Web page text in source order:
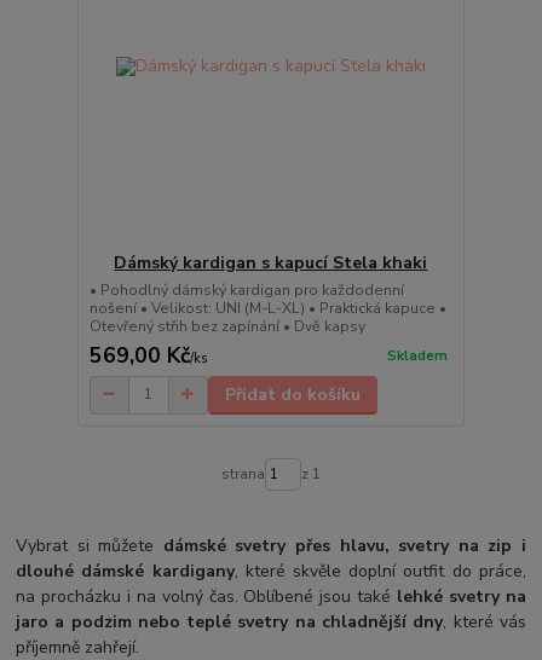
Dámský kardigan s kapucí Stela khaki
• Pohodlný dámský kardigan pro každodenní
nošení • Velikost: UNI (M-L-XL) • Praktická kapuce •
Otevřený střih bez zapínání • Dvě kapsy
569,00 Kč/ks Skladem
Přidat do košíku
strana z 1
Vybrat si můžete dámské svetry přes hlavu, svetry na zip i
dlouhé dámské kardigany, které skvěle doplní outfit do práce,
na procházku i na volný čas. Oblíbené jsou také lehké svetry na
jaro a podzim nebo teplé svetry na chladnější dny, které vás
příjemně zahřejí.